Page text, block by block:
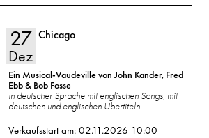
27
Dez
Chicago
Ein Musical-Vaudeville von John Kander, Fred
Ebb & Bob Fosse
In deutscher Sprache mit englischen Songs, mit
deutschen und englischen Übertiteln
Verkaufsstart am: 02.11.2026 10:00